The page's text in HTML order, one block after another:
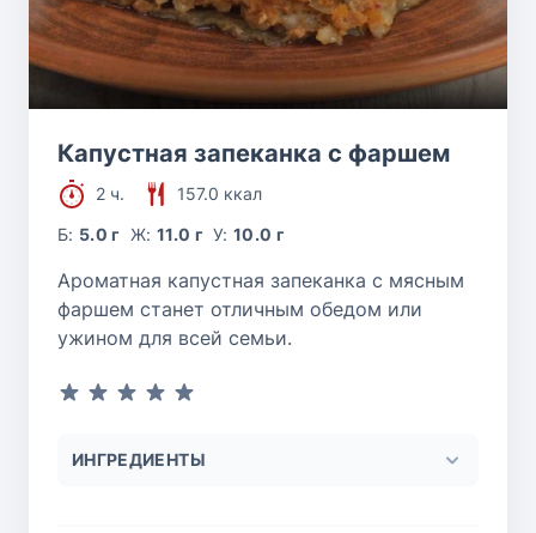
Капустная запеканка с фаршем
2 ч.
157.0 ккал
Б: 5.0 г Ж: 11.0 г У:10.0 г
Ароматная капустная запеканка с мясным
фаршем станет отличным обедом или
ужином для всей семьи.
ИНГРЕДИЕНТЫ